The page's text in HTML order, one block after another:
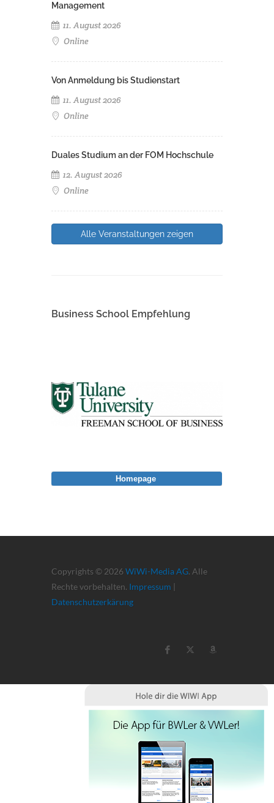
Management
11. August 2026
Online
Von Anmeldung bis Studienstart
11. August 2026
Online
Duales Studium an der FOM Hochschule
12. August 2026
Online
Alle Veranstaltungen zeigen
Business School Empfehlung
Copyrights © 2026 WiWi-Media AG. Alle
Rechte vorbehalten. Impressum |
Datenschutzerkärung
Homepage